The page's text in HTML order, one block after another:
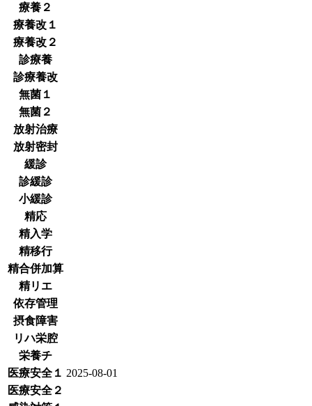
療養２
療養改１
療養改２
診療養
診療養改
無菌１
無菌２
放射治療
放射密封
緩診
診緩診
小緩診
精応
精入学
精移行
精合併加算
精リエ
依存管理
摂食障害
リハ栄腔
栄養チ
医療安全１ 2025-08-01
医療安全２